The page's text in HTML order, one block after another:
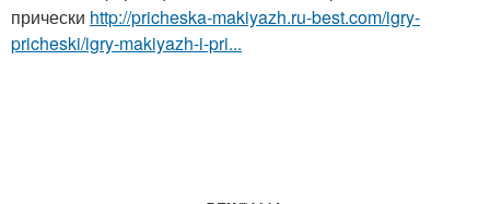
прически http://pricheska-makiyazh.ru-best.com/igry-
pricheski/igry-makiyazh-i-pri...